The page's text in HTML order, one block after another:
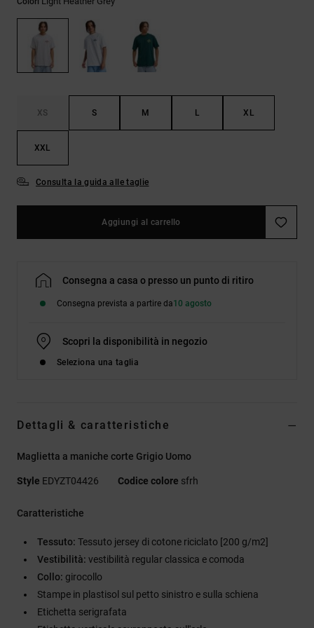
domande
più
frequenti e
accedi al
modulo di
XS S M L XL
XXL
Consulta la guida alle taglie
Aggiungi al carrello
Consegna a casa o presso un punto di ritiro
Consegna prevista a partire da10 agosto
Scopri la disponibilità in negozio
Seleziona una taglia
Dettagli & caratteristiche
Maglietta a maniche corte Grigio Uomo
Style EDYZT04426 Codice colore sfrh
Caratteristiche
Tessuto: Tessuto jersey di cotone riciclato [200 g/m2]
Vestibilità: vestibilità regular classica e comoda
Collo: girocollo
Stampe in plastisol sul petto sinistro e sulla schiena
Etichetta serigrafata